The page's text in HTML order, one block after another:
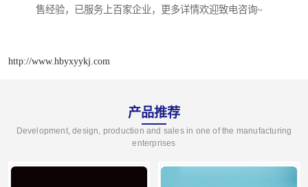
售经验，已服务上百家企业，更多详情欢迎致电咨询~
http://www.hbyxyykj.com
产品推荐
Development, design, production and sales in one of the manufacturing
enterprises